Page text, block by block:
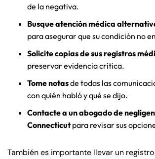
de la negativa.
Busque atención médica
para asegurar que su condición no
Solicite copias de sus registros
preservar evidencia crítica.
Tome notasde todas las
con quién habló y qué se dijo.
Contacte a un abogado de
Connecticutpara revisar sus
También es importante llevar un